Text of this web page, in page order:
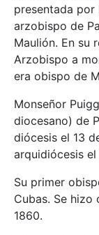
presentada por
arzobispo de
Maulión. En su
Arzobispo a
era obispo de
Monseñor
diocesano) de
diócesis el 13
arquidiócesis
Su primer
Cubas. Se
1860.